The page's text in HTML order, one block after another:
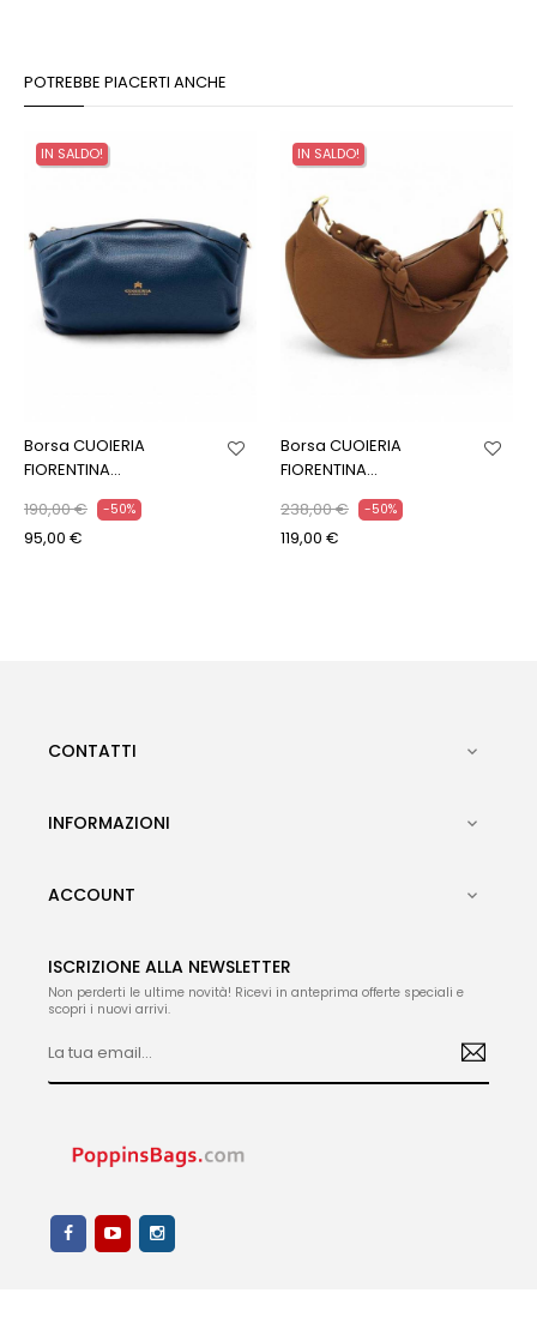
POTREBBE PIACERTI ANCHE
IN SALDO!
Borsa CUOIERIA
FIORENTINA...
190,00 €
-50%
95,00 €
IN SALDO!
Borsa CUOIERIA
FIORENTINA...
238,00 €
-50%
119,00 €
CONTATTI 
INFORMAZIONI 
ACCOUNT 
ISCRIZIONE ALLA NEWSLETTER
Non perderti le ultime novità! Ricevi in anteprima offerte speciali e
scopri i nuovi arrivi.